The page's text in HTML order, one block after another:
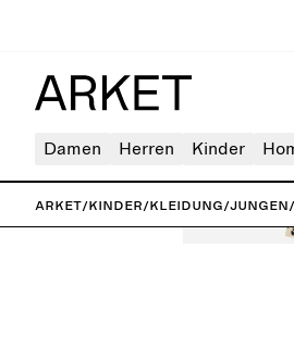
Damen Herren Kinder
ARKET/Kinder/Kleidung/Jungen/